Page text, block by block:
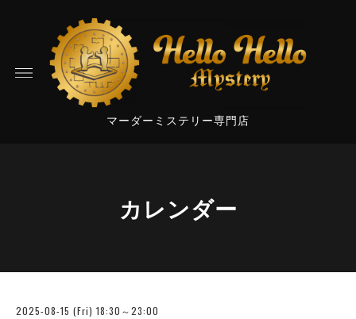
マーダーミステリー専門店
カレンダー
2025-08-15 (Fri) 18:30～23:00